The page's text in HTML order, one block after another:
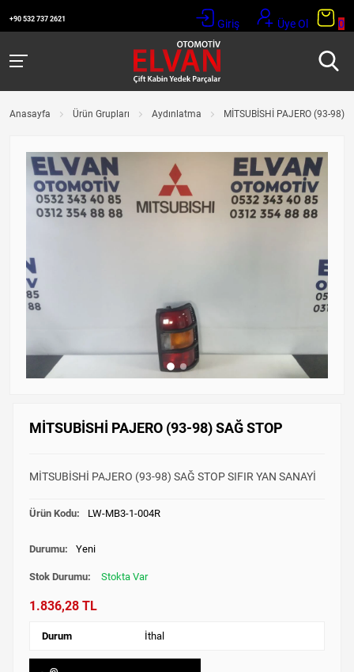
+90 532 737 2621 Giriş Üye Ol 0
Anasayfa Ürün Grupları Aydınlatma MİTSUBİSHİ PAJERO (93-98)
MİTSUBİSHİ PAJERO (93-98) SAĞ STOP
MİTSUBİSHİ PAJERO (93-98) SAĞ STOP SIFIR YAN SANAYİ
Ürün Kodu: LW-MB3-1-004R
Durumu: Yeni
Stok Durumu: Stokta Var
1.836,28 TL
Durum İthal